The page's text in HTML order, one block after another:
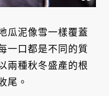
瓜泥像雪一樣覆蓋
一口都是不同的質
兩種秋冬盛產的根
尾。